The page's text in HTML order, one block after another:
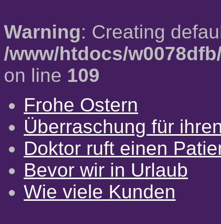
Warning: Creating
/www/htdocs/
on line 109
Frohe Ostern
Überraschung für
Doktor ruft einen
Bevor wir in Urlaub
Wie viele Kunden